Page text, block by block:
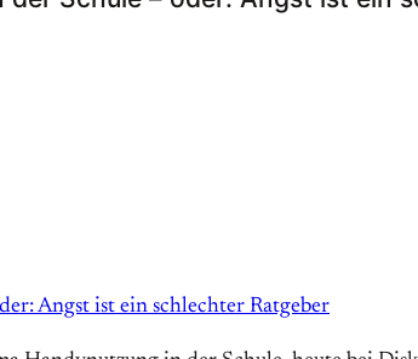
Angst ist ein schlechter Ratgeber